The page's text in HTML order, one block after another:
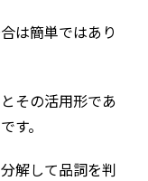
は簡単ではあり
その活用形であ
す。
解して品詞を判